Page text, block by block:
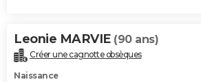
Carte de Noël
Carte Bonne année
Carte Saint-Valentin
Carte Pâques
Carte d'anniversaire
DICTIONNAIRE
Dictionnaire
Biographies
Citations
Expressions
Proverbes
PROGRAMME TV
Leonie MARVIE (90 ans)
Créer une cagnotte obsèques
Naissance